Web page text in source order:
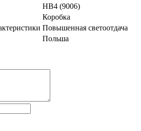
HB4 (9006)
Коробка
Повышенная светоотдача
Польша